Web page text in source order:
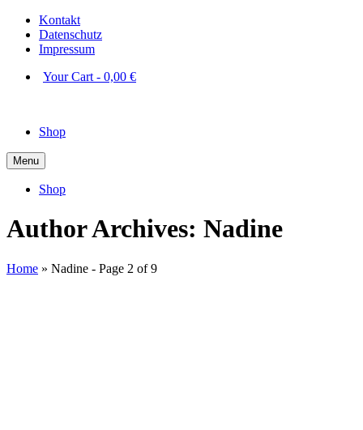
Kontakt
Datenschutz
Impressum
Your Cart - 0,00 €
Shop
Menu
Shop
Author Archives: Nadine
Home » Nadine - Page 2 of 9